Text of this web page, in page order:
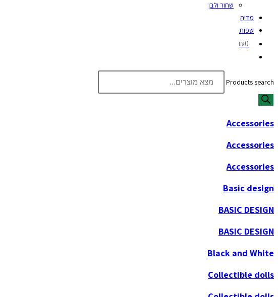
שחור ולבן
מדיה
שפות
₪0
Products search
Accessories
Accessories
Accessories
Basic design
BASIC DESIGN
BASIC DESIGN
Black and White
Collectible dolls